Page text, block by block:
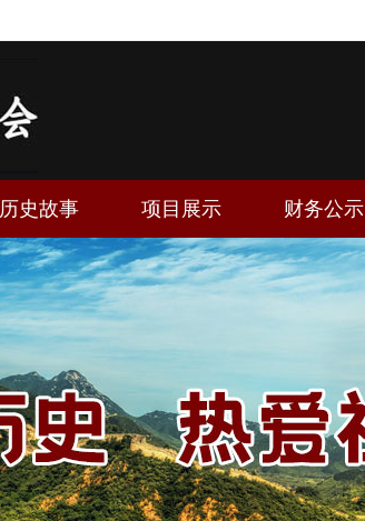
历史故事 项目展示 财务公示